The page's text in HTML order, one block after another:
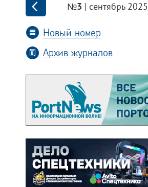
№3 | сентябрь 2025
Новый номер
Архив журналов